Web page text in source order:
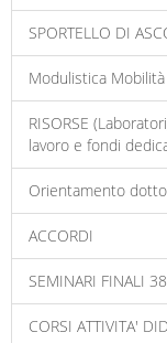
SPORTELLO DI
Modulistica
RISORSE
lavoro e fondi
Orientamento
ACCORDI
SEMINARI FINALI
CORSI ATTIVITA'